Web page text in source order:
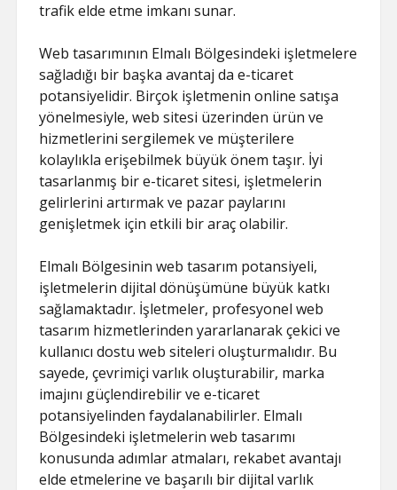
trafik elde etme imkanı sunar.
Web tasarımının Elmalı Bölgesindeki işletmelere
sağladığı bir başka avantaj da e-ticaret
potansiyelidir. Birçok işletmenin online satışa
yönelmesiyle, web sitesi üzerinden ürün ve
hizmetlerini sergilemek ve müşterilere
kolaylıkla erişebilmek büyük önem taşır. İyi
tasarlanmış bir e-ticaret sitesi, işletmelerin
gelirlerini artırmak ve pazar paylarını
genişletmek için etkili bir araç olabilir.
Elmalı Bölgesinin web tasarım potansiyeli,
işletmelerin dijital dönüşümüne büyük katkı
sağlamaktadır. İşletmeler, profesyonel web
tasarım hizmetlerinden yararlanarak çekici ve
kullanıcı dostu web siteleri oluşturmalıdır. Bu
sayede, çevrimiçi varlık oluşturabilir, marka
imajını güçlendirebilir ve e-ticaret
potansiyelinden faydalanabilirler. Elmalı
Bölgesindeki işletmelerin web tasarımı
konusunda adımlar atmaları, rekabet avantajı
elde etmelerine ve başarılı bir dijital varlık